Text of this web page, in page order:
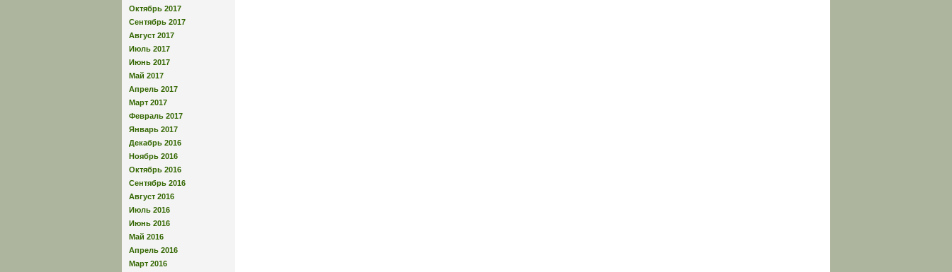
Октябрь 2017
Сентябрь 2017
Август 2017
Июль 2017
Июнь 2017
Май 2017
Апрель 2017
Март 2017
Февраль 2017
Январь 2017
Декабрь 2016
Ноябрь 2016
Октябрь 2016
Сентябрь 2016
Август 2016
Июль 2016
Июнь 2016
Май 2016
Апрель 2016
Март 2016